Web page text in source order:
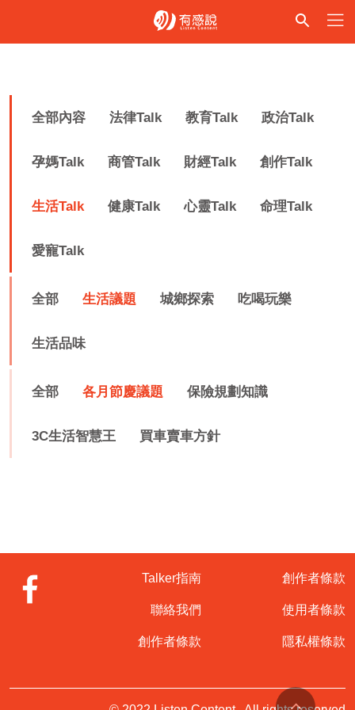
全部內容 法律Talk 教育Talk 政治Talk
孕媽Talk 商管Talk 財經Talk 創作Talk
生活Talk 健康Talk 心靈Talk 命理Talk
愛寵Talk
全部 生活議題 城鄉探索 吃喝玩樂
生活品味
全部 各月節慶議題 保險規劃知識
3C生活智慧王 買車賣車方針
Talker指南
聯絡我們
創作者條款
創作者條款
使用者條款
隱私權條款